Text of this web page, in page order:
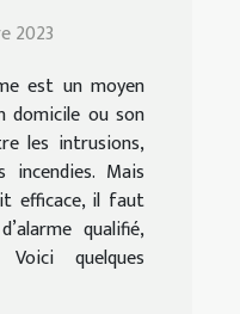
2023
est un moyen
domicile ou son
les intrusions,
incendies. Mais
efficace, il faut
qualifié,
quelques